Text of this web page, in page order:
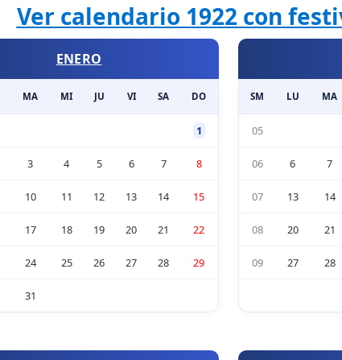
Ver calendario 1922 con
ENERO
MA MI JU VI SA DO
1
3 4 5 6 7 8
10 11 12 13 14 15
17 18 19 20 21 22
24 25 26 27 28 29
31
SM LU MA
05
06 6 7
07 13 14
08 20 21
09 27 28